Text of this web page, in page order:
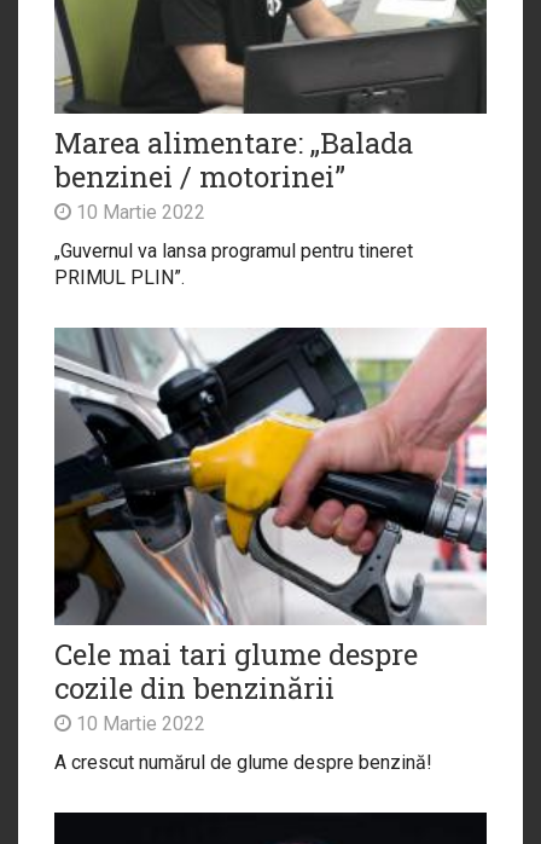
Marea alimentare: „Balada
benzinei / motorinei”
10 Martie 2022
„Guvernul va lansa programul pentru tineret
PRIMUL PLIN”.
Cele mai tari glume despre
cozile din benzinării
10 Martie 2022
A crescut numărul de glume despre benzină!